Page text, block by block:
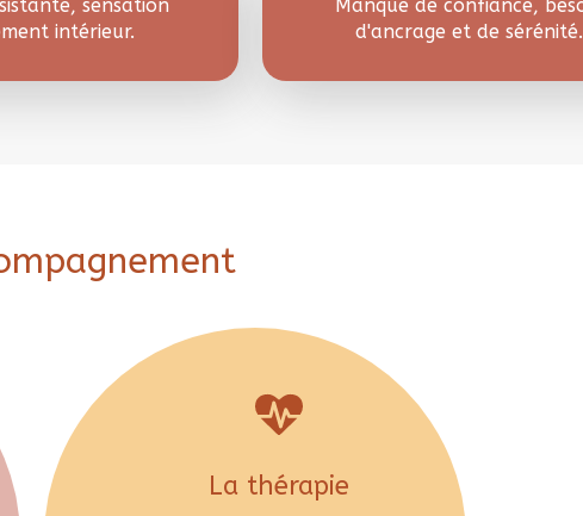
sensation
intérieur.
Manque de confiance,
d'ancrage et de sérénité.
La thérapie